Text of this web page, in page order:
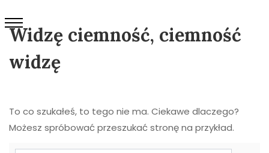
Widzę ciemność, ciemność
widzę
To co szukałeś, to tego nie ma. Ciekawe dlaczego?
Możesz spróbować przeszukać stronę na przykład.